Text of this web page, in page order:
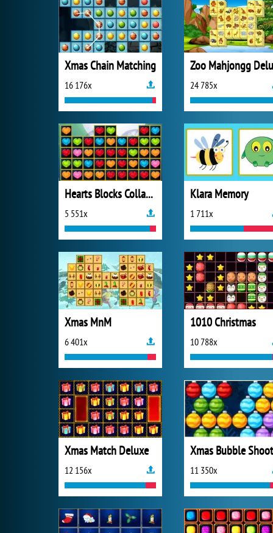
Xmas Chain Matching
16 176x 24 785x
Hearts Blocks Collapse
5 551x
Klara Memory
1 711x
Xmas MnM
6 401x
1010 Christmas
10 788x
Xmas Match Deluxe
12 156x
Xmas Bubble
11 350x